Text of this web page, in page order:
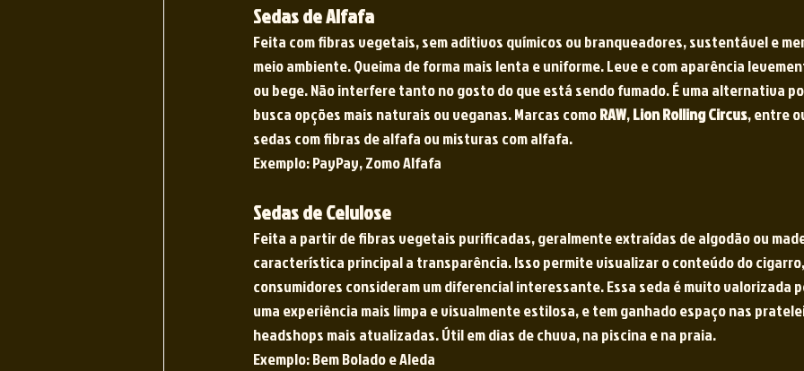
Sedas de Alfafa
Feita com fibras vegetais, sem aditivos químicos ou branqueadores, sustentável e
meio ambiente. Queima de forma mais lenta e uniforme. Leve e com aparência
ou bege. Não interfere tanto no gosto do que está sendo fumado. É uma alternativa
busca opções mais naturais ou veganas. Marcas como RAW, Lion Rolling Circus, entre
sedas com fibras de alfafa ou misturas com alfafa.
Exemplo: PayPay, Zomo Alfafa
Sedas de Celulose
Feita a partir de fibras vegetais purificadas, geralmente extraídas de algodão ou
característica principal a transparência. Isso permite visualizar o conteúdo do
consumidores consideram um diferencial interessante. Essa seda é muito valorizada
uma experiência mais limpa e visualmente estilosa, e tem ganhado espaço nas
headshops mais atualizadas. Útil em dias de chuva, na piscina e na praia.
Exemplo: Bem Bolado e Aleda